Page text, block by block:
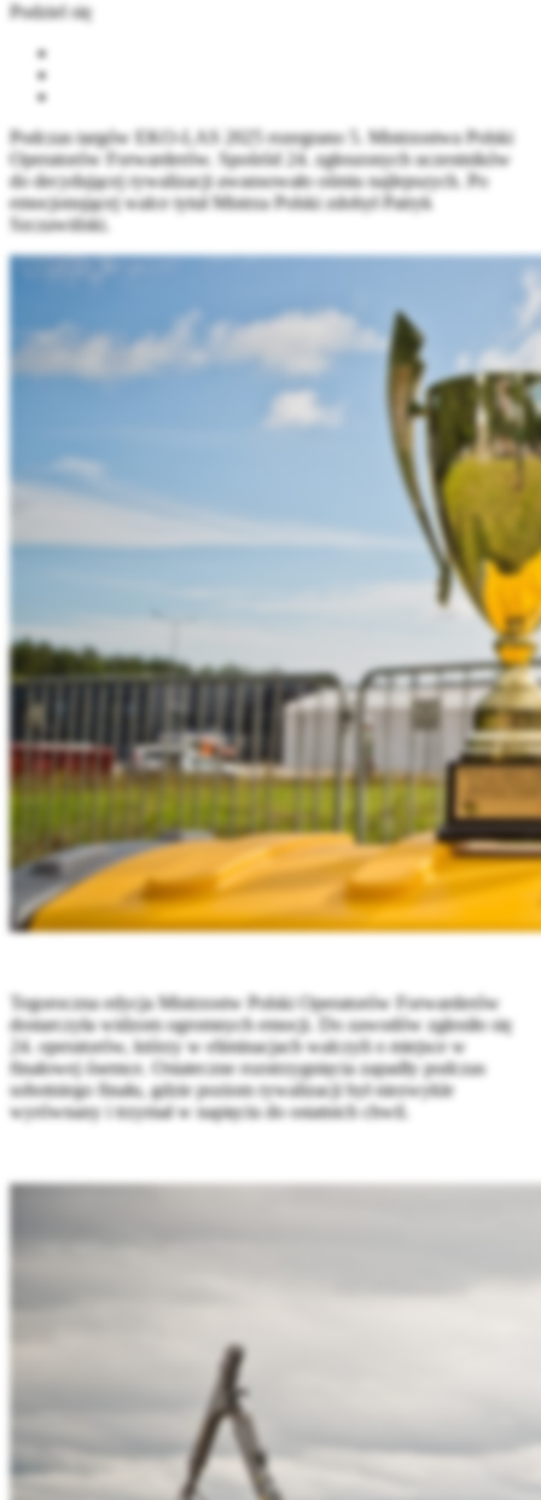
Podziel się
Podczas targów EKO-LAS 2025 rozegrano 5. Mistrzostwa Polski
Operatorów Forwarderów. Spośród 24. zgłoszonych uczestników
do decydującej rywalizacji awansowało ośmiu najlepszych. Po
emocjonującej walce tytuł Mistrza Polski zdobył Patryk
Szczawiński.
Tegoroczna edycja Mistrzostw Polski Operatorów Forwarderów
dostarczyła widzom ogromnych emocji. Do zawodów zgłosiło się
24. operatorów, którzy w eliminacjach walczyli o miejsce w
finałowej ósemce. Ostateczne rozstrzygnięcia zapadły podczas
sobotniego finału, gdzie poziom rywalizacji był niezwykle
wyrównany i trzymał w napięciu do ostatnich chwil.